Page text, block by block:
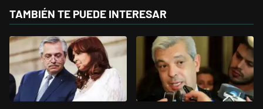
TAMBIÉN TE PUEDE INTERESAR